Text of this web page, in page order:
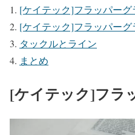
[ケイテック]フラッパーグ
[ケイテック]フラッパー
タックルとライン
まとめ
[ケイテック]フラ